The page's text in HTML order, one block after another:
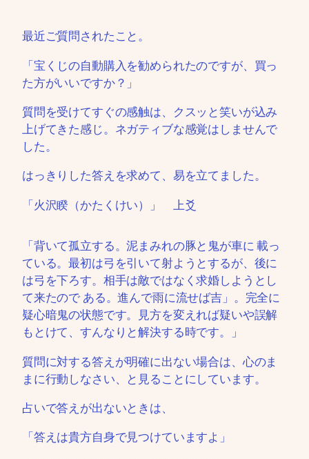
最近ご質問されたこと。
「宝くじの自動購入を勧められたのですが、買っ
た方がいいですか？」
質問を受けてすぐの感触は、クスッと笑いが込み
上げてきた感じ。ネガティブな感覚はしませんで
した。
はっきりした答えを求めて、易を立てました。
「火沢睽（かたくけい）」 上爻
「背いて孤立する。泥まみれの豚と鬼が車に 載っ
ている。最初は弓を引いて射ようとするが、後に
は弓を下ろす。相手は敵ではなく求婚しようとし
て来たので ある。進んで雨に流せば吉」。完全に
疑心暗鬼の状態です。見方を変えれば疑いや誤解
もとけて、すんなりと解決する時です。」
質問に対する答えが明確に出ない場合は、心のま
まに行動しなさい、と見ることにしています。
占いで答えが出ないときは、
「答えは貴方自身で見つけていますよ」